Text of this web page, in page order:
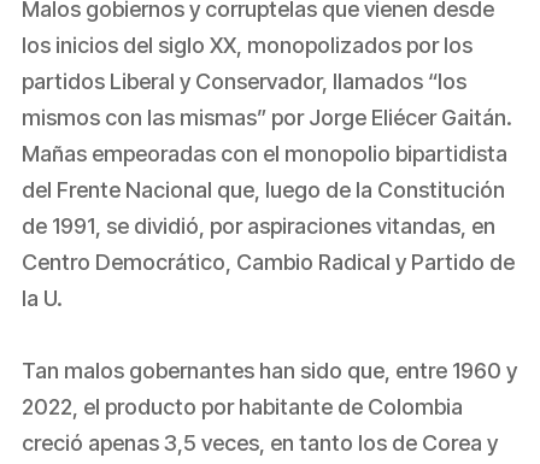
Malos gobiernos y corruptelas que vienen desde
los inicios del siglo XX, monopolizados por los
partidos Liberal y Conservador, llamados “los
mismos con las mismas” por Jorge Eliécer Gaitán.
Mañas empeoradas con el monopolio bipartidista
del Frente Nacional que, luego de la Constitución
de 1991, se dividió, por aspiraciones vitandas, en
Centro Democrático, Cambio Radical y Partido de
la U.
Tan malos gobernantes han sido que, entre 1960 y
2022, el producto por habitante de Colombia
creció apenas 3,5 veces, en tanto los de Corea y